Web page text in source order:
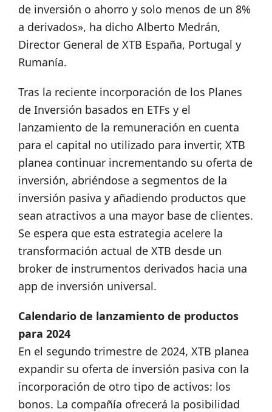
de inversión o ahorro y solo menos de un 8%
a derivados», ha dicho Alberto Medrán,
Director General de XTB España, Portugal y
Rumanía.
Tras la reciente incorporación de los Planes
de Inversión basados en ETFs y el
lanzamiento de la remuneración en cuenta
para el capital no utilizado para invertir, XTB
planea continuar incrementando su oferta de
inversión, abriéndose a segmentos de la
inversión pasiva y añadiendo productos que
sean atractivos a una mayor base de clientes.
Se espera que esta estrategia acelere la
transformación actual de XTB desde un
broker de instrumentos derivados hacia una
app de inversión universal.
Calendario de lanzamiento de productos
para 2024
En el segundo trimestre de 2024, XTB planea
expandir su oferta de inversión pasiva con la
incorporación de otro tipo de activos: los
bonos. La compañía ofrecerá la posibilidad